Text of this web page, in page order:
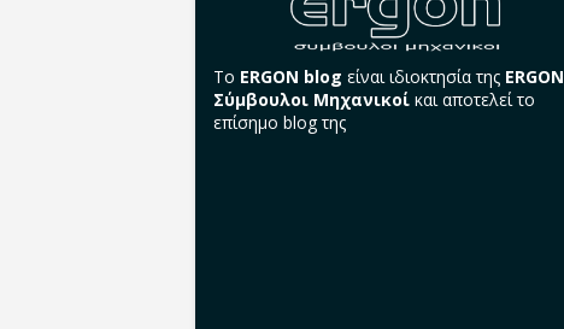
Το ERGON blog είναι ιδιοκτησία της ERGON
Σύμβουλοι Μηχανικοί και αποτελεί το
επίσημο blog της